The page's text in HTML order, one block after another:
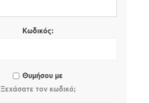
Κωδικός:
Θυμήσου με
Ξεχάσατε τον κωδικό;